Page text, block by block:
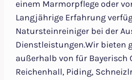
einem Marmorpflege oder
Langjährige Erfahrung
Natursteinreiniger bei der
Dienstleistungen.Wir bieten
außerhalb von für Bayerisch
Reichenhall, Piding,